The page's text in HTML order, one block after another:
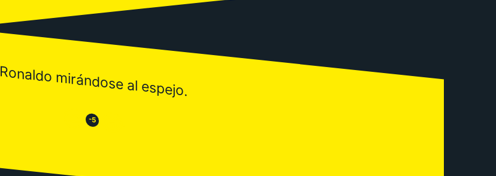
Ronaldo mirándose al espejo.
😒 -5 😂